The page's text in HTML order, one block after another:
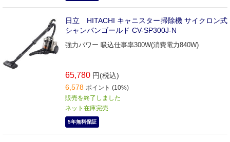
日立 HITACHI キャニスター掃除機 サイクロン式
シャンパンゴールド CV-SP300J-N
強力パワー 吸込仕事率300W(消費電力840W)
65,780 円(税込)
6,578 ポイント (10%)
販売を終了しました
ネット在庫完売
5年無料保証